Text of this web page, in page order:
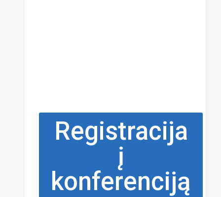
Registracija
į
konferenciją